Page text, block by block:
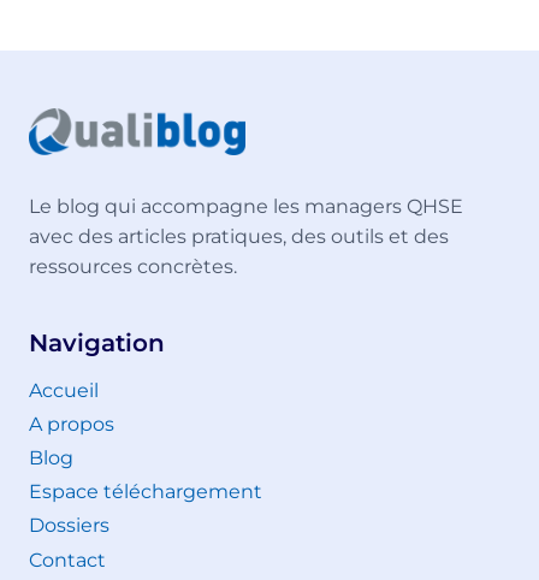
Le blog qui accompagne les managers QHSE
avec des articles pratiques, des outils et des
ressources concrètes.
Navigation
Accueil
A propos
Blog
Espace téléchargement
Dossiers
Contact